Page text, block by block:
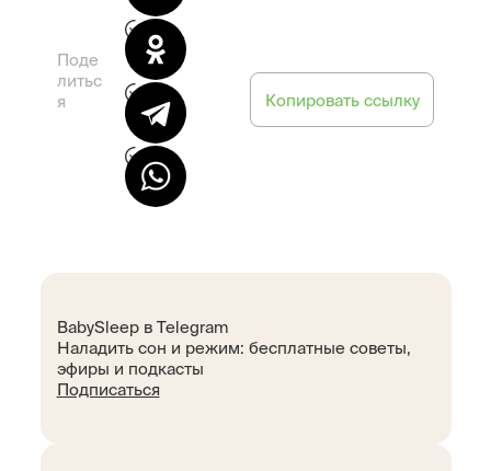
Поде
литьс
я
Копировать ссылку
BabySleep в Telegram
Наладить сон и режим: бесплатные советы,
эфиры и подкасты
Подписаться